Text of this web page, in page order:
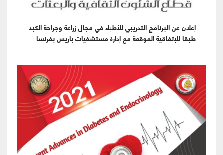
إعلان عن البرنامج التدريبي للأطباء في مجال زراعة وجراحة الكبد
طبقا للإتفاقية الموقعة مع إدارة مستشفيات باريس بفرنسا